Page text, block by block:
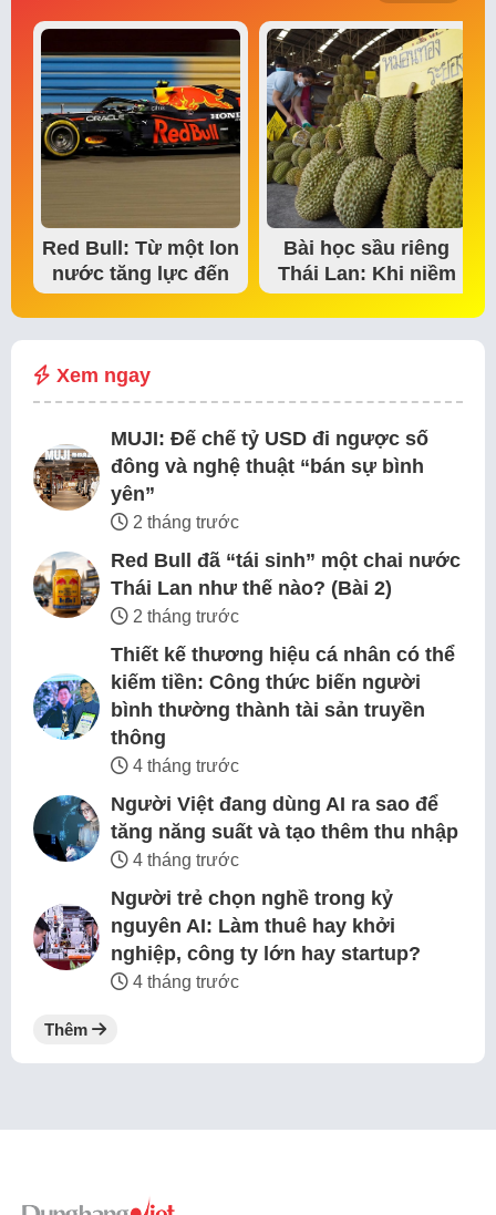
Red Bull: Từ một lon
nước tăng lực đến
đế chế thể…
Bài học sầu riêng
Thái Lan: Khi niềm
tin thị trường bắt…
Xem ngay
MUJI: Đế chế tỷ USD đi ngược số
đông và nghệ thuật “bán sự bình
yên”
2 tháng trước
Red Bull đã “tái sinh” một chai nước
Thái Lan như thế nào? (Bài 2)
2 tháng trước
Thiết kế thương hiệu cá nhân có thể
kiếm tiền: Công thức biến người
bình thường thành tài sản truyền
thông
4 tháng trước
Người Việt đang dùng AI ra sao để
tăng năng suất và tạo thêm thu nhập
4 tháng trước
Người trẻ chọn nghề trong kỷ
nguyên AI: Làm thuê hay khởi
nghiệp, công ty lớn hay startup?
4 tháng trước
Thêm